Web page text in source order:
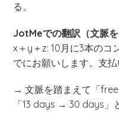
る。
JotMeでの翻訳（文脈を
x＋y＋z: 10月に3本のコ
でにお願いします。支
→ 文脈を踏まえて「
「13 days → 30 days」